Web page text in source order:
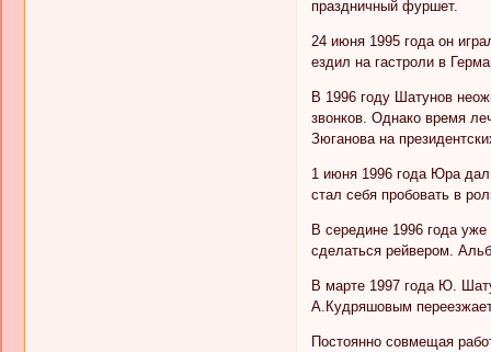
праздничный фуршет.
24 июня 1995 года он
ездил на гастроли в
В 1996 году Шатунов
звонков. Однако время
Зюганова на
1 июня 1996 года Юра дал
стал себя пробовать в
В середине 1996 года
сделаться рейвером.
В марте 1997 года Ю.
А.Кудряшовым
Постоянно совмещая